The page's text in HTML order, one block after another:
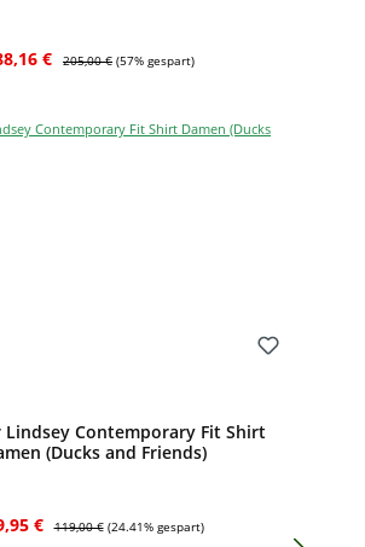
€ Regulärer Preis:
205,00 € (57% gespart)
Lindsey Contemporary Fit Shirt
(Ducks and Friends)
€ Regulärer Preis:
119,00 € (24.41% gespart)